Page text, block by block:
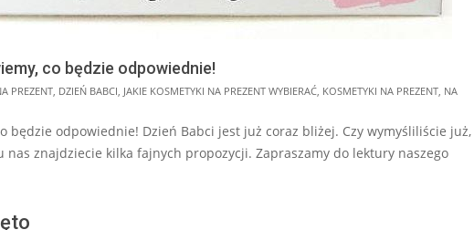
co będzie odpowiednie!
PREZENT, DZIEŃ BABCI, JAKIE KOSMETYKI NA PREZENT WYBIERAĆ, KOSMETYKI NA PREZENT, NA
będzie odpowiednie! Dzień Babci jest już coraz bliżej. Czy wymyśliliście już,
nas znajdziecie kilka fajnych propozycji. Zapraszamy do lektury naszego